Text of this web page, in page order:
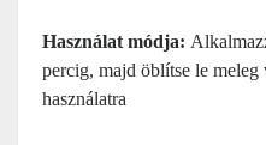
Használat módja:
percig, majd öblítse le
használatra